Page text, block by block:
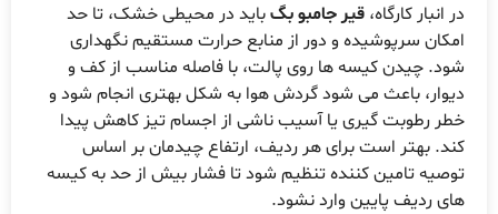
انبار کارگاه،قیر جامبو بگباید در محیطی خشک، تا حد
سرپوشیده و دور از منابع حرارت مستقیم نگهداری
چیدن کیسه ها روی پالت، با فاصله مناسب از کف و
باعث می شود گردش هوا به شکل بهتری انجام شود و
رطوبت گیری یا آسیب ناشی از اجسام تیز کاهش پیدا
بهتر است برای هر ردیف، ارتفاع چیدمان بر اساس
تامین کننده تنظیم شود تا فشار بیش از حد به کیسه
ردیف پایین وارد نشود.